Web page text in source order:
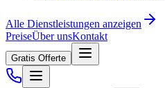
Alle Dienstleistungen anzeigen
PreiseÜber unsKontakt
Gratis Offerte